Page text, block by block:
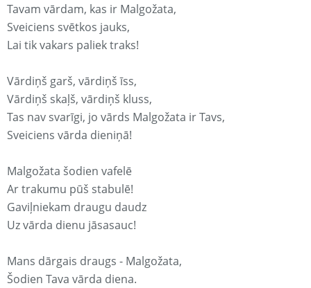
Tavam vārdam, kas ir Malgožata,
Sveiciens svētkos jauks,
Lai tik vakars paliek traks!
Vārdiņš garš, vārdiņš īss,
Vārdiņš skaļš, vārdiņš kluss,
Tas nav svarīgi, jo vārds Malgožata ir Tavs,
Sveiciens vārda dieniņā!
Malgožata šodien vafelē
Ar trakumu pūš stabulē!
Gaviļniekam draugu daudz
Uz vārda dienu jāsasauc!
Mans dārgais draugs - Malgožata,
Šodien Tava vārda diena.